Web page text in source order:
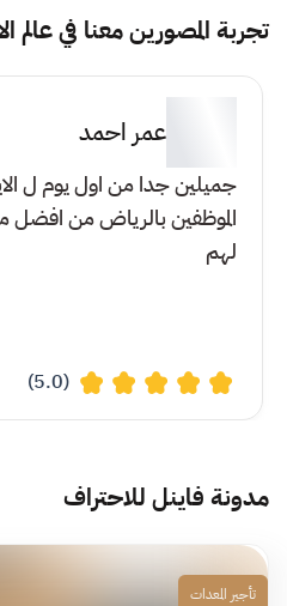
تجربة المصورين معنا في عالم
عمر احمد
الموظفين بالرياض من افضل
لهم
(5.0)
مدونة فاينل للاحتراف
تأجير المعدات